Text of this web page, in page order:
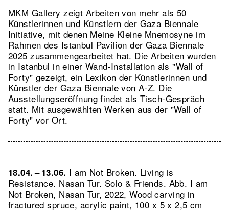
MKM Gallery zeigt Arbeiten von mehr als 50
Künstlerinnen und Künstlern der Gaza Biennale
Initiative, mit denen Meine Kleine Mnemosyne im
Rahmen des Istanbul Pavilion der Gaza Biennale
2025 zusammengearbeitet hat. Die Arbeiten wurden
in Istanbul in einer Wand-Installation als "Wall of
Forty" gezeigt, ein Lexikon der Künstlerinnen und
Künstler der Gaza Biennale von A-Z. Die
Ausstellungseröffnung findet als Tisch-Gespräch
statt. Mit ausgewählten Werken aus der "Wall of
Forty" vor Ort.
18.04. – 13.06. I am Not Broken. Living is
Resistance. Nasan Tur. Solo & Friends. Abb. I am
Not Broken, Nasan Tur, 2022, Wood carving in
fractured spruce, acrylic paint, 100 x 5 x 2,5 cm